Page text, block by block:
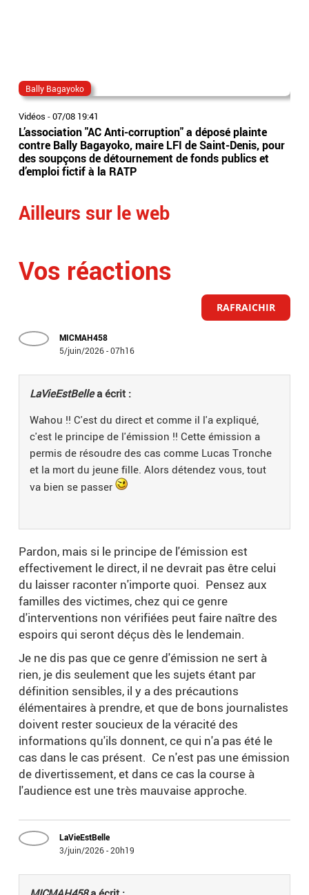
Bally Bagayoko
Vidéos -07/08 19:41
L’association "AC Anti-corruption" a déposé plainte
contre Bally Bagayoko, maire LFI de Saint-Denis, pour
des soupçons de détournement de fonds publics et
d’emploi fictif à la RATP
Ailleurs sur le web
Vos réactions
RAFRAICHIR
MICMAH458
5/juin/2026 - 07h16
LaVieEstBellea écrit :
Wahou !! C'est du direct et comme il l'a expliqué,
c'est le principe de l'émission !! Cette émission a
permis de résoudre des cas comme Lucas Tronche
et la mort du jeune fille. Alors détendez vous, tout
va bien se passer
Pardon, mais si le principe de l'émission est
effectivement le direct, il ne devrait pas être celui
du laisser raconter n'importe quoi. Pensez aux
familles des victimes, chez qui ce genre
d'interventions non vérifiées peut faire naître des
espoirs qui seront déçus dès le lendemain.
Je ne dis pas que ce genre d'émission ne sert à
rien, je dis seulement que les sujets étant par
définition sensibles, il y a des précautions
élémentaires à prendre, et que de bons journalistes
doivent rester soucieux de la véracité des
informations qu'ils donnent, ce qui n'a pas été le
cas dans le cas présent. Ce n'est pas une émission
de divertissement, et dans ce cas la course à
l'audience est une très mauvaise approche.
LaVieEstBelle
3/juin/2026 - 20h19